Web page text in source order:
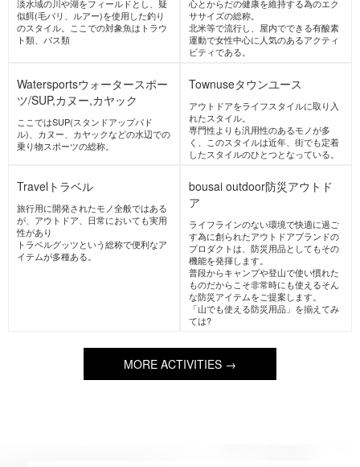
もともと、数千キロを歩いて旅して歩
くスルーハイカー達の知恵から生み出
されたハイキングのこと。
「より早くより長く移動する」ことを
Campキャンプ
の中で過ごし楽しむことを目的とする
スタイルがある。
それぞれ目的別に装備が違い、多種多
Backcountryバックカントリー
雪山のうち手付かずの自然が残ってい
るエリアにおいて、スキーやスノーボ
ードで登り、
滑り楽しむスタイル。装備や知識も専
用の物が必要となる。
Fishing/Fry&Lure
グ/フライ&ルアー
淡水域の川や湖をフィールドとし、疑
似餌(毛バリ、ルアー)を使用した釣り
のスタイル。ここでの対象魚はトラウ
Yoga/Fitnessヨガ/フィットネ
ス
心とからだの健康を維持する為のエク
ササイズの総称。
北米等で流行し、屋内でできる有酸素
運動で女性中心に人気のあるアクティ
ビティである。
ここではSUP(スタンドアップパド
ル)、カヌー、カヤックなどの水辺での